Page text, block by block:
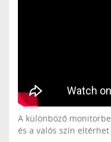
A különböző
és a valós szín